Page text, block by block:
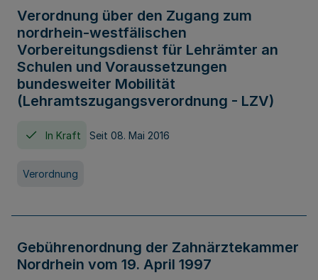
Verordnung über den Zugang zum
nordrhein-westfälischen
Vorbereitungsdienst für Lehrämter an
Schulen und Voraussetzungen
bundesweiter Mobilität
(Lehramtszugangsverordnung - LZV)
In Kraft Seit 08. Mai 2016
Verordnung
Gebührenordnung der Zahnärztekammer
Nordrhein vom 19. April 1997